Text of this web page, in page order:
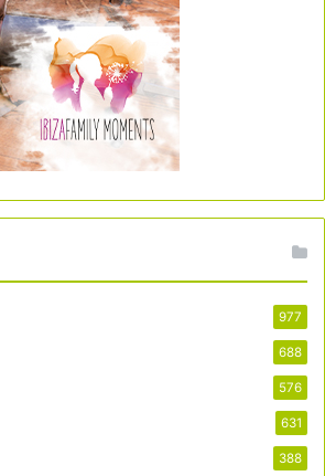
977
688
576
631
388